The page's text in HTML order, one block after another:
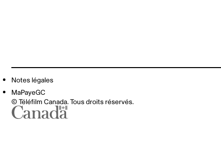
Notes légales
MaPayeGC
© Téléfilm Canada. Tous droits réservés.